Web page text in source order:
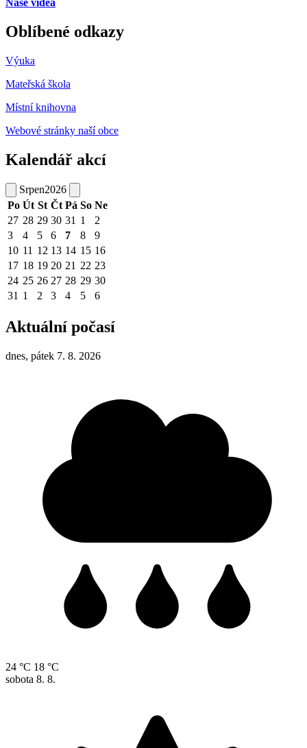
Naše videa
Oblíbené odkazy
Výuka
Mateřská škola
Místní knihovna
Webové stránky naší obce
Kalendář akcí
Srpen2026
Po Út St Čt Pá So Ne
27 28 29 30 31 1
2
3
4 5 6 7 8
9
10 11 12 13 14 15 16
17 18 19 20 21 22 23
24 25 26 27 28 29 30
31 1 2 3 4 5 6
Aktuální počasí
dnes, pátek 7. 8. 2026
24 °C 18 °C
sobota 8. 8.